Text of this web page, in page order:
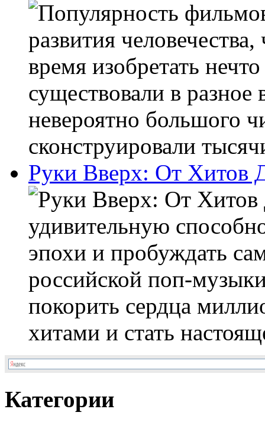
развития
время изобретать
существовали в разное
невероятно большого
сконструировали
Руки Вверх: От Хитов
удивительную
эпохи и пробуждать
российской поп-
покорить сердца
хитами и стать
Категории